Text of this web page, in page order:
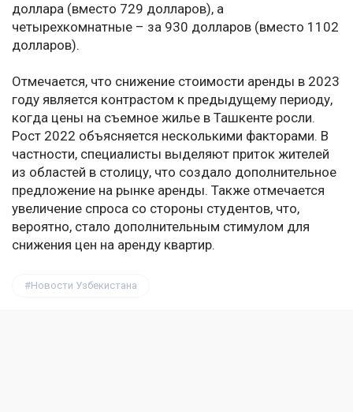
доллара (вместо 729 долларов), а
четырехкомнатные – за 930 долларов (вместо 1102
долларов).
Отмечается, что снижение стоимости аренды в 2023
году является контрастом к предыдущему периоду,
когда цены на съемное жилье в Ташкенте росли.
Рост 2022 объясняется несколькими факторами. В
частности, специалисты выделяют приток жителей
из областей в столицу, что создало дополнительное
предложение на рынке аренды. Также отмечается
увеличение спроса со стороны студентов, что,
вероятно, стало дополнительным стимулом для
снижения цен на аренду квартир.
Новости Узбекистана